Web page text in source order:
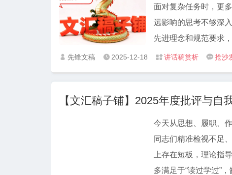
面对复杂任务时，更
远影响的思考不够深
先进理念和规范要求
丰富，创新性不足，
低。理论联系实际不
 先锋文稿  2025-12-18  讲话稿赏析  抢沙
【文汇稿子铺】2025年度批评与自
今天从思想、履职、
同志们精准检视不足
上存在短板，理论指
多满足于“读过学过”